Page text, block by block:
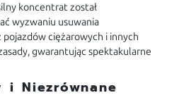
koncentrat został
wyzwaniu usuwania
ciężarowych i innych
gwarantując spektakularne
i Niezrównane